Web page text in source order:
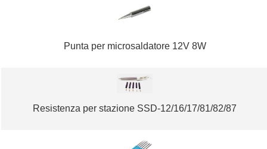
Punta per microsaldatore 12V 8W
Resistenza per stazione SSD-12/16/17/81/82/87